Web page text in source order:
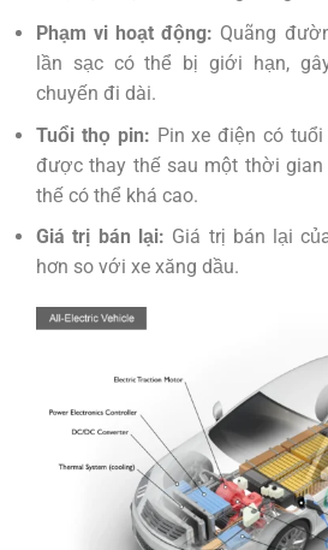
Phạm vi hoạt động: Quãng
lần sạc có thể bị giới hạn,
chuyến đi dài.
Tuổi thọ pin: Pin xe điện có
được thay thế sau một thời
thế có thể khá cao.
Giá trị bán lại: Giá trị bán lại
hơn so với xe xăng dầu.